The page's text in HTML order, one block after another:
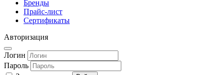
Бренды
Прайс-лист
Сертификаты
Авторизация
Логин
Пароль